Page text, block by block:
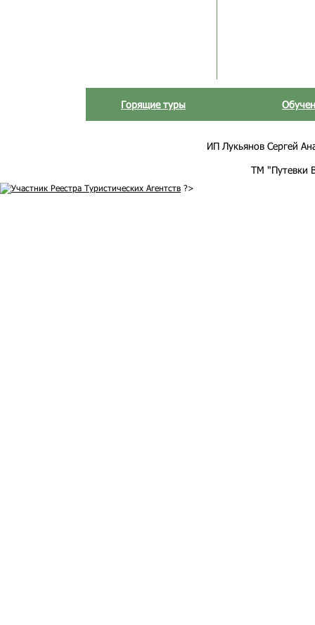
Горящие туры
ИП Лукьянов Сергей
ТМ "Путевки
?>